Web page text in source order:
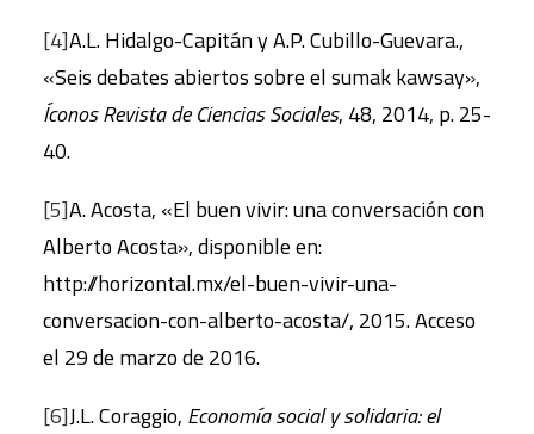
[4]A.L. Hidalgo-Capitán y A.P. Cubillo-Guevara.,
«Seis debates abiertos sobre el sumak kawsay»,
Íconos Revista de Ciencias Sociales, 48, 2014, p. 25-
40.
[5]A. Acosta, «El buen vivir: una conversación con
Alberto Acosta», disponible en:
http://horizontal.mx/el-buen-vivir-una-
conversacion-con-alberto-acosta/, 2015. Acceso
el 29 de marzo de 2016.
[6]J.L. Coraggio, Economía social y solidaria: el